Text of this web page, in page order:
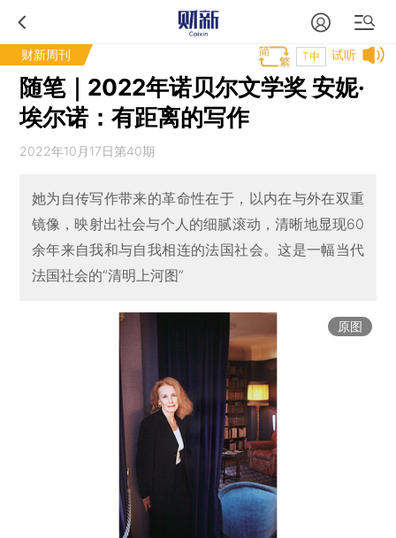
财新周刊 试听
T中
随笔｜2022年诺贝尔文学奖 安妮·
埃尔诺：有距离的写作
2022年10月17日第40期
她为自传写作带来的革命性在于，以内在与外在双重
镜像，映射出社会与个人的细腻滚动，清晰地显现60
余年来自我和与自我相连的法国社会。这是一幅当代
法国社会的“清明上河图”
原图